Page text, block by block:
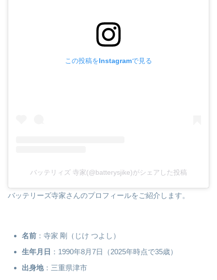
この投稿をInstagramで見る
バッテリィズ 寺家(@batterysjike)がシェアした投稿
バッテリーズ寺家さんのプロフィールをご紹介します。
名前 ：寺家 剛（じけ つよし）
生年月日 ：1990年8月7日（2025年時点で35歳）
出身地：三重県津市